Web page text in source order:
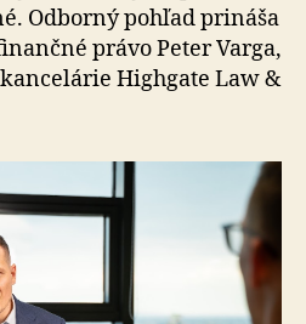
Odborný pohľad prináša
právo Peter Varga,
Highgate Law &